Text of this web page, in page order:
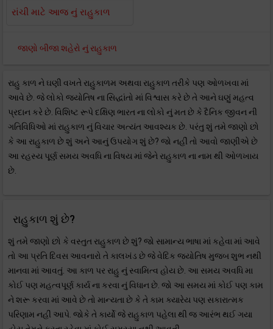
રાંચી માટે આજ નું રાહુકાળ
જાણો બીજા શહેરો નું રાહુકાળ
રાહુ કાળ ને ઘણી વખતે રાહુકાળમ અથવા રાહુકાળ તરીકે પણ ઓળખવા માં
આવે છે. જે લોકો જ્યોતિષ ના સિદ્ધાંતો માં વિશ્વાસ કરે છે તે આને ઘણું મહત્વ
પ્રદાન કરે છે. વિશિષ્ટ રૂપે દક્ષિણ ભારત ના લોકો નું મત છે કે દૈનિક જીવન ની
ગતિવિધિઓ માં રાહુકાળ નું વિચાર અત્યંત આવશ્યક છે. પરંતુ શું તમે જાણો છો
કે આ રાહુકાળ છે શું અને આનું ઉપયોગ શું છે? જો નહીં તો આવો જાણીએ છે
આ રહસ્ય પૂર્ણ સમય અવધિ ના વિષય માં જેને રાહુકાળ ના નામ થી ઓળખાય
છે.
રાહુકાળ શું છે?
શું તમે જાણો છો કે વસ્તુત રાહુકાળ છે શું? જો સામાન્ય ભાષા માં કહેવા માં આવે
તો આ પ્રતિ દિવસ આવનારો તે કાલખંડ છે જે વેદિક જ્યોતિષ મુજબ શુભ નથી
માનવા માં આવતું. આ કાળ પર રાહુ નું સ્વામિત્વ હોય છે. આ સમય અવધિ મા
કોઈ પણ મહત્વપૂર્ણ કાર્ય ના કરવા નું વિધાન છે. જો આ સમય માં કોઈ પણ કામ
ને શરૂ કરવા માં આવે છે તો માન્યતા છે કે તે કામ ક્યારેય પણ સકારાત્મક
પરિણામ નહીં આપે. જોકે તે કાર્યો જે રાહુકાળ પહેલા થી જ આરંભ થઈ ગયા